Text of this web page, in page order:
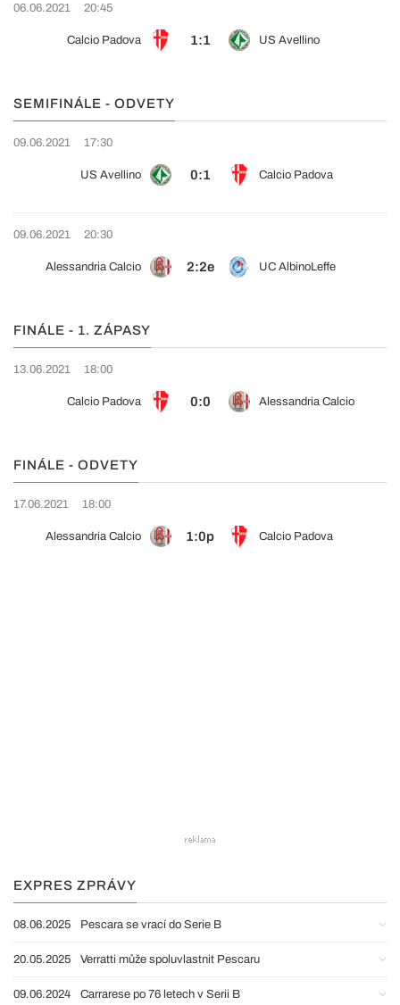
06.06.2021 20:45
Calcio Padova 1:1 US Avellino
SEMIFINÁLE - ODVETY
09.06.2021 17:30
US Avellino 0:1 Calcio Padova
09.06.2021 20:30
Alessandria Calcio 2:2e UC AlbinoLeffe
FINÁLE - 1. ZÁPASY
13.06.2021 18:00
Calcio Padova 0:0 Alessandria Calcio
FINÁLE - ODVETY
17.06.2021 18:00
Alessandria Calcio 1:0p Calcio Padova
EXPRES ZPRÁVY
08.06.2025 Pescara se vrací do Serie B
20.05.2025 Verratti může spoluvlastnit Pescaru
09.06.2024 Carrarese po 76 letech v Serii B